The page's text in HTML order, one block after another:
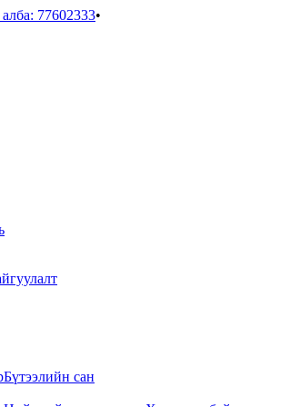
: 77602333•
Бүтээлийн сан